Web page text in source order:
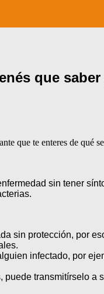
que
que te enteres de qué
sin tener
sin protección, por
infectado, por
puede transmitírselo a